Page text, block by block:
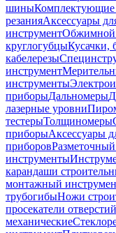
шиныКомплектующие
резанияАксессуары
инструментОбжимной
круглогубцыКусачки,
кабелерезы
инструмент
инструменты
приборыДальномеры
лазерные уровни
тестерыТолщиномеры
приборыАксессуары
приборов
инструменты
карандаши
монтажный
трубогибыНожи
просекатели отверстий
механические